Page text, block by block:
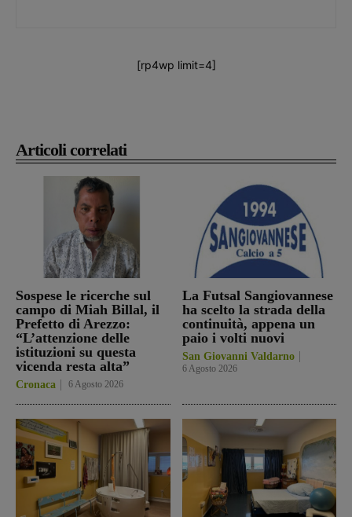
Articoli correlati
Sospese le ricerche sul
campo di Miah Billal, il
Prefetto di Arezzo:
“L’attenzione delle
istituzioni su questa
vicenda resta alta”
Cronaca 6 Agosto 2026
La Futsal Sangiovannese
ha scelto la strada della
continuità, appena un
paio i volti nuovi
San Giovanni Valdarno
6 Agosto 2026
[rp4wp limit=4]